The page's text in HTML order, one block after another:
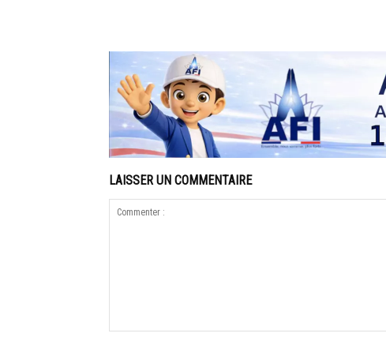
LAISSER UN COMMENTAIRE